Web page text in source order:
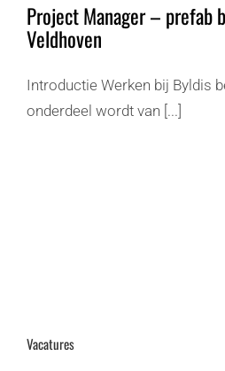
Project Manager – prefab
Veldhoven
Introductie Werken bij Byldis
onderdeel wordt van [...]
Vacatures